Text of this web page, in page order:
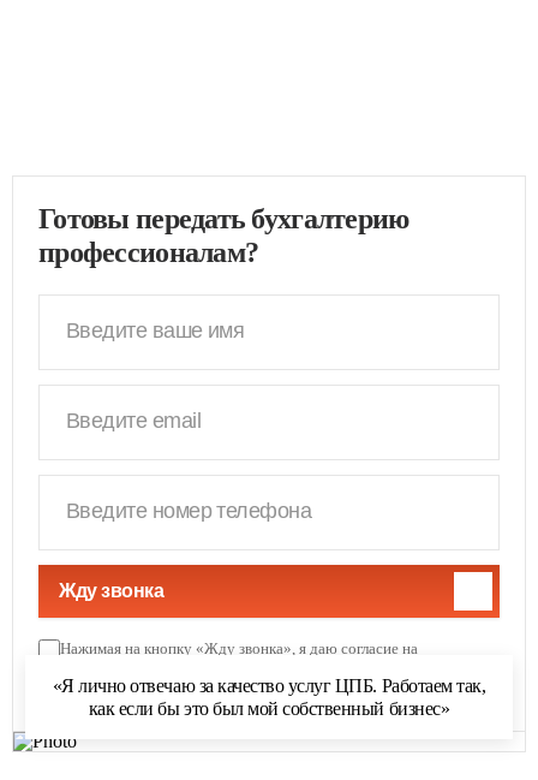
Готовы передать бухгалтерию
профессионалам?
Жду звонка
Нажимая на кнопку «Жду звонка», я даю согласие на
политикой обработки персональных данных
«Я лично отвечаю за качество услуг ЦПБ. Работаем так,
как если бы это был мой собственный бизнес»